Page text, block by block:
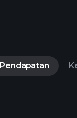
Pendapatan